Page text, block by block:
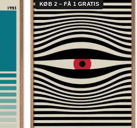
KØB 2 – FÅ 1 GRATIS